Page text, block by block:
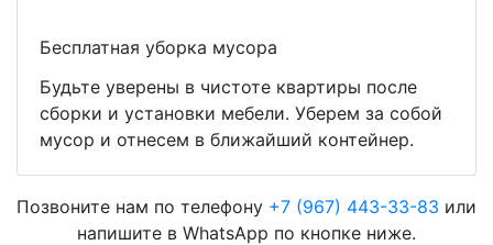
Бесплатная уборка мусора
Будьте уверены в чистоте квартиры после
сборки и установки мебели. Уберем за собой
мусор и отнесем в ближайший контейнер.
Позвоните нам по телефону +7 (967) 443-33-83 или
напишите в WhatsApp по кнопке ниже.